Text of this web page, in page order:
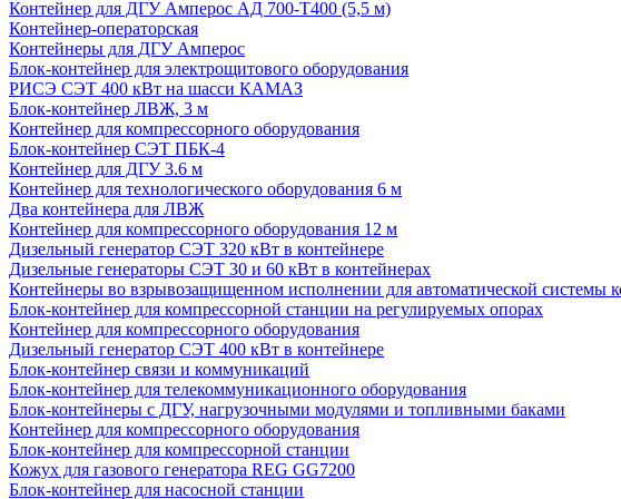
Контейнер для ДГУ Амперос АД 700-Т400 (5,5 м)
Контейнер-операторская
Контейнеры для ДГУ Амперос
Блок-контейнер для электрощитового оборудования
РИСЭ СЭТ 400 кВт на шасси КАМАЗ
Блок-контейнер ЛВЖ, 3 м
Контейнер для компрессорного оборудования
Блок-контейнер СЭТ ПБК-4
Контейнер для ДГУ 3.6 м
Контейнер для технологического оборудования 6 м
Два контейнера для ЛВЖ
Контейнер для компрессорного оборудования 12 м
Дизельный генератор СЭТ 320 кВт в контейнере
Дизельные генераторы СЭТ 30 и 60 кВт в контейнерах
Контейнеры во взрывозащищенном исполнении для автоматической системы
Блок-контейнер для компрессорной станции на регулируемых опорах
Контейнер для компрессорного оборудования
Дизельный генератор СЭТ 400 кВт в контейнере
Блок-контейнер связи и коммуникаций
Блок-контейнер для телекоммуникационного оборудования
Блок-контейнеры с ДГУ, нагрузочными модулями и топливными баками
Контейнер для компрессорного оборудования
Блок-контейнер для компрессорной станции
Кожух для газового генератора REG GG7200
Блок-контейнер для насосной станции